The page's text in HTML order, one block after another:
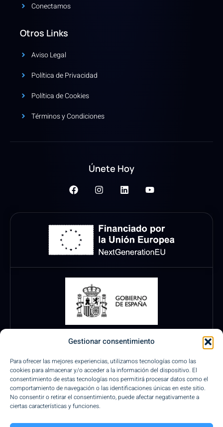
Gestionar consentimiento
Para ofrecer las mejores experiencias, utilizamos tecnologías como las
cookies para almacenar y/o acceder a la información del dispositivo. El
consentimiento de estas tecnologías nos permitirá procesar datos como el
comportamiento de navegación o las identificaciones únicas en este sitio.
No consentir o retirar el consentimiento, puede afectar negativamente a
ciertas características y funciones.
Conectamos
Otros Links
Aviso Legal
Política de Privacidad
Política de Cookies
Términos y Condiciones
Únete Hoy
Pagos Seguros